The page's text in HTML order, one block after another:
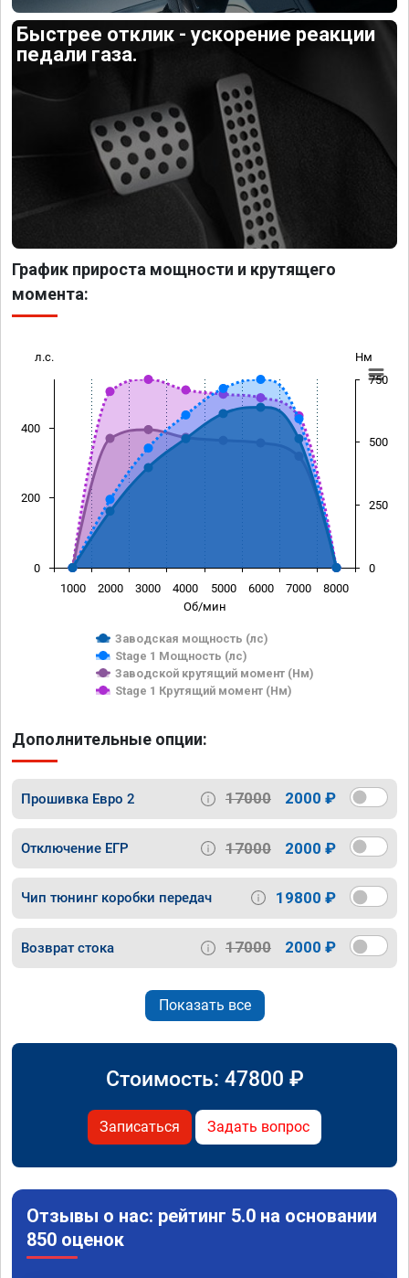
Быстрее отклик - ускорение реакции
педали газа.
График прироста мощности и крутящего
момента:
Об/мин
л.с. Нм
Заводская мощность (лс)
Stage 1 Мощность (лс)
Заводской крутящий момент (Нм)
Stage 1 Крутящий момент (Нм)
1000 2000 3000 4000 5000 6000 7000 8000
0
200
400
0
250
500
750
Дополнительные опции:
Прошивка Евро 2 17000 2000 ₽
Отключение ЕГР 17000 2000 ₽
Чип тюнинг коробки передач 19800 ₽
Возврат стока 17000 2000 ₽
Показать все
Стоимость: 47800 ₽
Записаться Задать вопрос
Отзывы о нас: рейтинг 5.0 на основании
850 оценок